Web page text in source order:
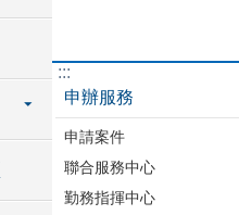
:::
申辦服務
申請案件
聯合服務中心
勤務指揮中心